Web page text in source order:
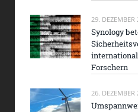
29. DEZEMBER
Synology
Forschern
26. DEZEMBER